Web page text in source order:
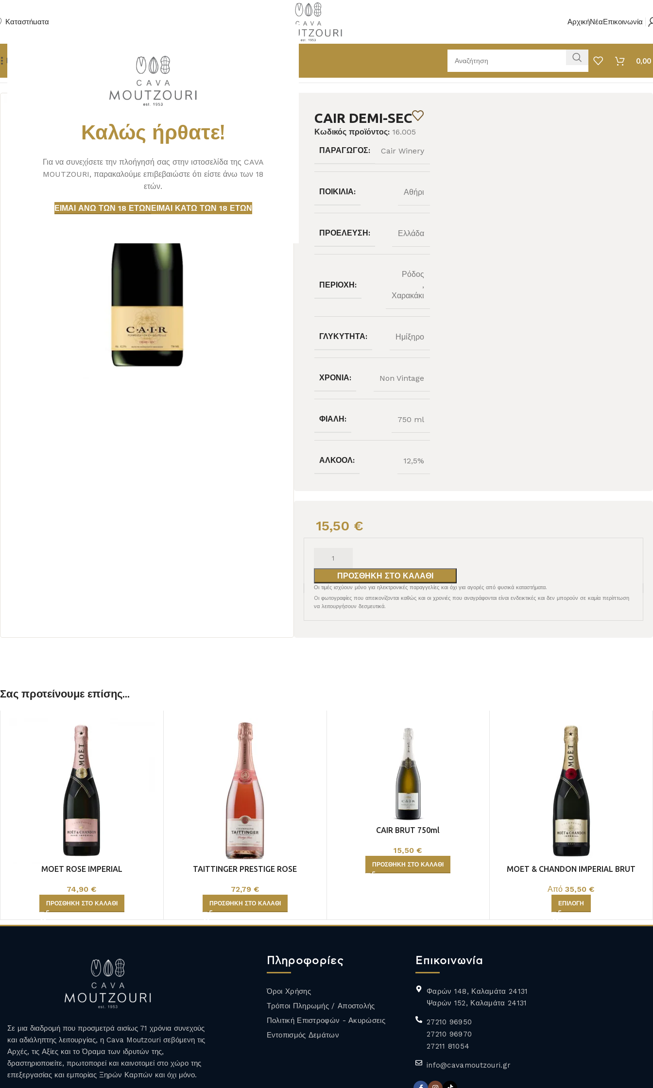
Καλώς ήρθατε!
Για να συνεχίσετε την πλοήγησή σας στην ιστοσελίδα της CAVA
MOUTZOURI, παρακαλούμε επιβεβαιώστε ότι είστε άνω των 18
ετών.
ΕΊΜΑΙ ΆΝΩ ΤΩΝ 18 ΕΤΏΝ ΕΊΜΑΙ ΚΆΤΩ ΤΩΝ 18 ΕΤΏΝ
Καταστήματα ΑρχικήΝέαΕπικοινωνία
Προϊόντα
ULTRA PREMIUM MAGNOUM ΦΙΑΛΕΣ
ΟΙΝΟΣ
Περισσότερα
Yachting Services
0,00
CAIR DEMI-SEC
CAIR DEMI-SEC
Κωδικός προϊόντος: 16.005
ΠΑΡΑΓΩΓΌΣ:
Cair Winery
ΠΟΙΚΙΛΊΑ: Αθήρι
ΠΡΟΈΛΕΥΣΗ: Ελλάδα
ΠΕΡΙΟΧΉ:
Ρόδος
,
Χαρακάκι
ΓΛΥΚΎΤΗΤΑ: Ημίξηρο
ΧΡΟΝΙΆ: Non Vintage
ΦΙΆΛΗ: 750 ml
ΑΛΚΟΌΛ: 12,5%
15,50 €
ΠΡΟΣΘΉΚΗ ΣΤΟ ΚΑΛΆΘΙ
Οι τιμές ισχύουν μόνο για ηλεκτρονικές παραγγελίες και όχι για αγορές από φυσικά καταστήματα.
Oι φωτογραφίες που απεικονίζονται καθώς και οι χρονιές που αναγράφονται είναι ενδεικτικές και δεν μπορούν σε καμία περίπτωση
να λειτουργήσουν δεσμευτικά.
Σας προτείνουμε επίσης...
MOET ROSE IMPERIAL
74,90€
ΠΡΟΣΘΉΚΗ ΣΤΟ ΚΑΛΆΘΙ
TAITTINGER PRESTIGE ROSE
72,79 €
ΠΡΟΣΘΉΚΗ ΣΤΟ ΚΑΛΆΘΙ
CAIR BRUT 750ml
15,50€
ΠΡΟΣΘΉΚΗ ΣΤΟ ΚΑΛΆΘΙ MOET & CHANDON IMPERIAL BRUT
Από35,50€
ΕΠΙΛΟΓΉ
Σε μια διαδρομή που προσμετρά αισίως 71 χρόνια συνεχούς
και αδιάληπτης λειτουργίας, η Cava Moutzouri σεβόμενη τις
Αρχές, τις Αξίες και το Όραμα των ιδρυτών της,
δραστηριοποιείτε, πρωτοπορεί και καινοτομεί στο χώρο της
επεξεργασίας και εμπορίας Ξηρών Καρπών και όχι μόνο.
Πληροφορίες
Όροι Χρήσης
Τρόποι Πληρωμής / Αποστολής
Πολιτική Επιστροφών - Ακυρώσεις
Εντοπισμός Δεμάτων
Επικοινωνία
Φαρών 148, Καλαμάτα 24131
Ψαρών 152, Καλαμάτα 24131
27210 96950
27210 96970
27211 81054
info@cavamoutzouri.gr